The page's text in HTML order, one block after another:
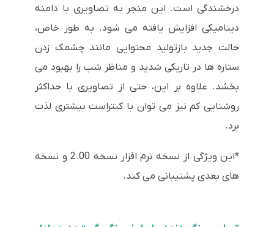
درخشندگی است. این منجر به تصاویری با دامنه
دینامیکی افزایش یافته می شود. به طور خاص،
حالت جدید بازتولید محتوایی مانند چشمک زدن
ستاره ها در تاریکی شدید و مناظر شب را بهبود می
بخشد. علاوه بر این، حتی از تصاویری با حداکثر
روشنایی کم نیز می توان با کنتراست بیشتری لذت
برد.
*این ویژگی از نسخه نرم افزار نسخه 2.00 و نسخه
های بعدی پشتیبانی می کند.